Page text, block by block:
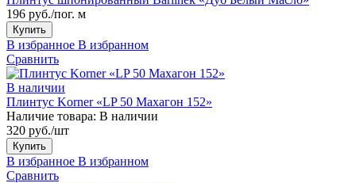
196 руб./пог. м
Купить
В избранное В избранном
Сравнить
В наличии
Плинтус Korner «LP 50 Махагон 152»
Наличие товара: В наличии
320 руб./шт
Купить
В избранное В избранном
Сравнить